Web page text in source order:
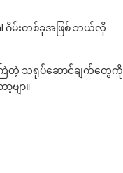
ဂိမ်းတစ်ခုအဖြစ် ဘယ်လို
င်ကြဲတဲ့ သရုပ်ဆောင်ချက်တွေကို
ဗျာ။